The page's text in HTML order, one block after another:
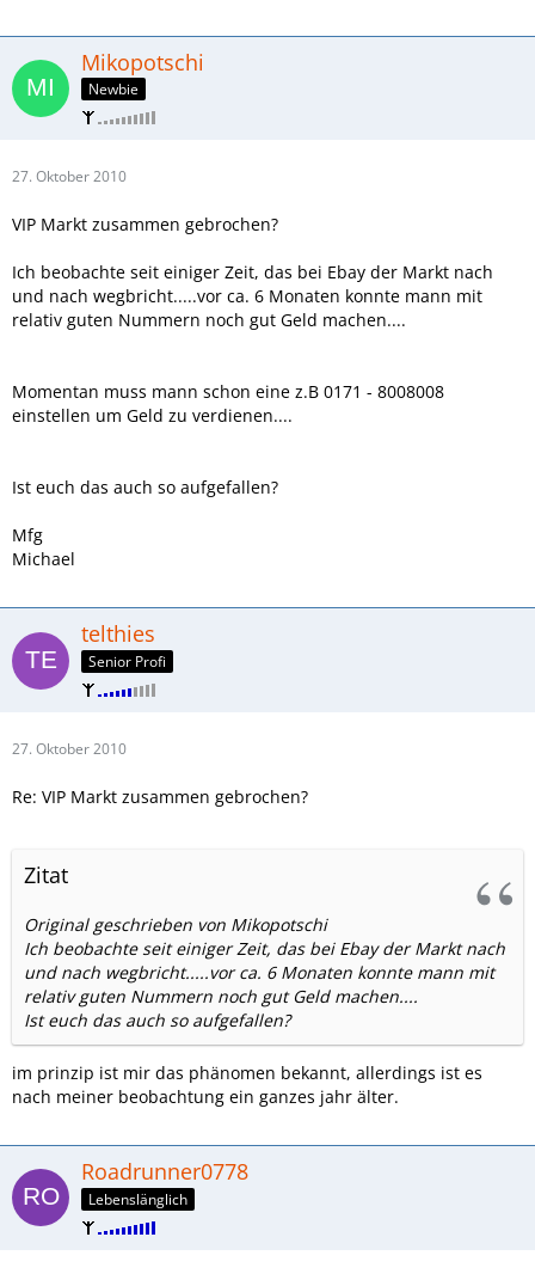
Mikopotschi
Newbie
27. Oktober 2010
VIP Markt zusammen gebrochen?
Ich beobachte seit einiger Zeit, das bei Ebay der Markt nach
und nach wegbricht.....vor ca. 6 Monaten konnte mann mit
relativ guten Nummern noch gut Geld machen....
Momentan muss mann schon eine z.B 0171 - 8008008
einstellen um Geld zu verdienen....
Ist euch das auch so aufgefallen?
Mfg
Michael
telthies
Senior Profi
27. Oktober 2010
Re: VIP Markt zusammen gebrochen?
Zitat
Original geschrieben von Mikopotschi
Ich beobachte seit einiger Zeit, das bei Ebay der Markt nach
und nach wegbricht.....vor ca. 6 Monaten konnte mann mit
relativ guten Nummern noch gut Geld machen....
Ist euch das auch so aufgefallen?
im prinzip ist mir das phänomen bekannt, allerdings ist es
nach meiner beobachtung ein ganzes jahr älter.
Roadrunner0778
Lebenslänglich